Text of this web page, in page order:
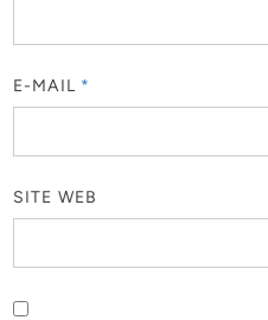
E-MAIL *
SITE WEB